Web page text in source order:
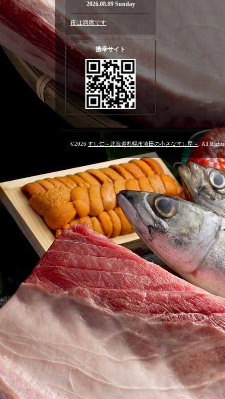
2026.08.09 Sunday
夜は満席です
携帯サイト
©2026 すし仁～北海道札幌市清田の小さなすし屋～ . All